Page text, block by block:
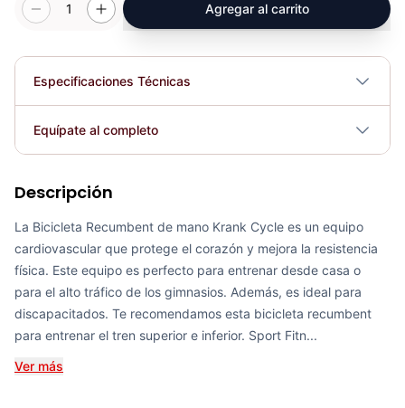
1 Agregar al carrito
Especificaciones Técnicas
Plegable No
Equípate al completo
COP 942,923.00
Recumbent Magnética Programable K8718R - Sport Fitness 70331
COP 2,383,025.00
Descripción
La Bicicleta Recumbent de mano Krank Cycle es un equipo
cardiovascular que protege el corazón y mejora la resistencia
física. Este equipo es perfecto para entrenar desde casa o
para el alto tráfico de los gimnasios. Además, es ideal para
discapacitados. Te recomendamos esta bicicleta recumbent
para entrenar el tren superior e inferior. Sport Fitn...
Ver más